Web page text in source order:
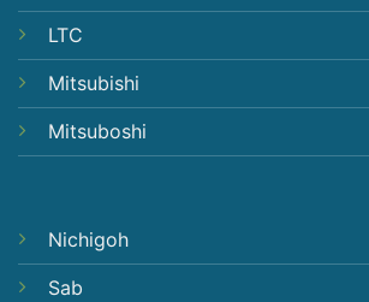
LTC
Mitsubishi
Mitsuboshi
Nichigoh
Sab